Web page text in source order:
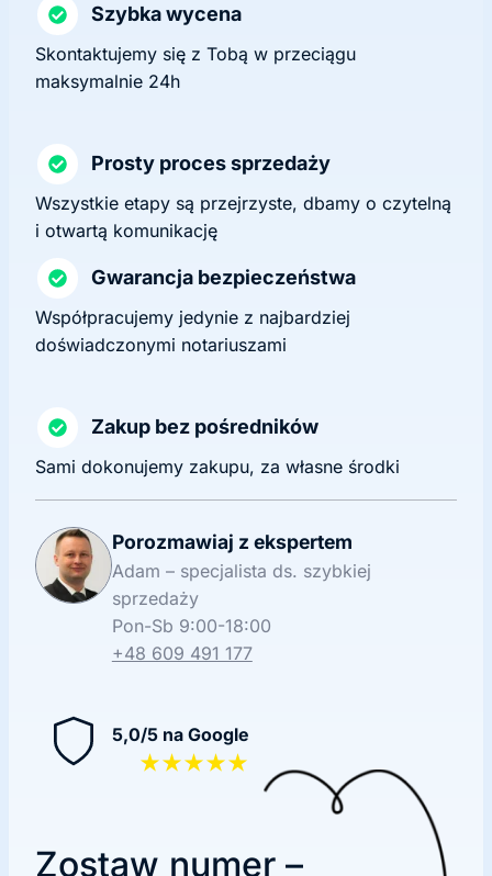
Szybka wycena
Skontaktujemy się z Tobą w przeciągu
maksymalnie 24h
Prosty proces sprzedaży
Wszystkie etapy są przejrzyste, dbamy o czytelną
i otwartą komunikację
Gwarancja bezpieczeństwa
Współpracujemy jedynie z najbardziej
doświadczonymi notariuszami
Zakup bez pośredników
Sami dokonujemy zakupu, za własne środki
Porozmawiaj z ekspertem
Adam – specjalista ds. szybkiej
sprzedaży
Pon-Sb 9:00-18:00
+48 609 491 177
5,0/5 na Google
★★★★★
Zostaw numer –